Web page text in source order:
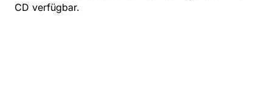
CD verfügbar.